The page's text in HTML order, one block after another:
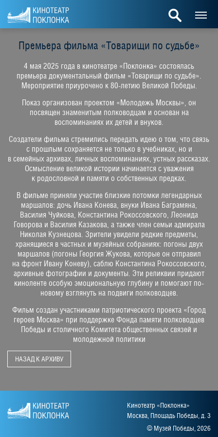
Премьера фильма «Товарищи по судьбе»
4 мая 2025 года в кинотеатре «Поклонка» состоялась
премьера документальный фильм «Товарищи по судьбе».
Мероприятие приурочено к 80-летию Великой Победы.
Показ организован проектом «Молодежь Москвы», он
посвящен знаменитым полководцам и основан на
воспоминаниях их детей и внуков.
Создатели фильма стремились передать идею о том, что связь
с прошлым сохраняется не только в учебниках, но и
в семейных архивах, личных воспоминаниях, устных рассказах.
Осмысление великой истории начинается с уважения
к родословной и памяти о собственных предках.
В фильме приняли участие близкие потомки легендарных
маршалов: дочь Ивана Конева, внуки Ивана Баграмяна,
Василия Чуйкова, Константина Рокоссовского, Леонида
Говорова и Василия Казакова, а также член семьи адмирала
Николая Кузнецова. Зрители увидели редкие предметы,
хранящиеся в частных и музейных собраниях: погоны двух
маршалов (погоны Георгия Жукова, которые он отправил
на фронт Ивану Коневу), саблю Константина Рокоссовского,
архивные фотографии и документы. Эти реликвии придают
киноленте особую эмоциональную глубину и помогают по-
новому взглянуть на подвиги полководцев.
Фильм создан участниками патриотического проекта «Город
героев Москва» при поддержке Фонда памяти полководцев
Победы и столичного Комитета общественных связей и
молодежной политики
НАЗАД К АРХИВУ
Кинотеатр «Поклонка»
Москва, Площадь Победы, д. 3
© Музей Победы, 2026